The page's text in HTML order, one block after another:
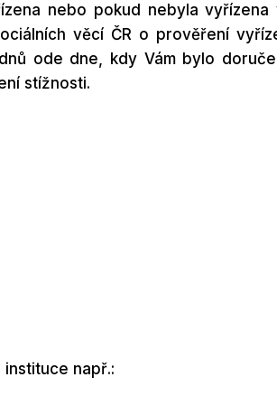
nebo pokud nebyla vyřízena
věcí ČR o prověření
ode dne, kdy Vám bylo
stížnosti.
např.: